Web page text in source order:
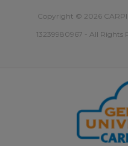
Copyright © 2026
13239980967 - All Rights